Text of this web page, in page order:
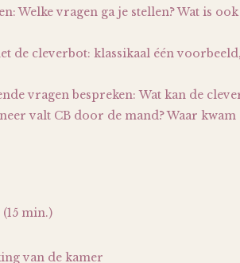
Welke vragen ga je stellen? Wat is
de cleverbot: klassikaal één
vragen bespreken: Wat kan de
valt CB door de mand? Waar
(15 min.)
van de kamer